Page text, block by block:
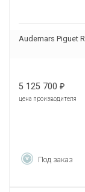
Audemars Piguet
5 125 700 ₽
цена производителя
Под заказ